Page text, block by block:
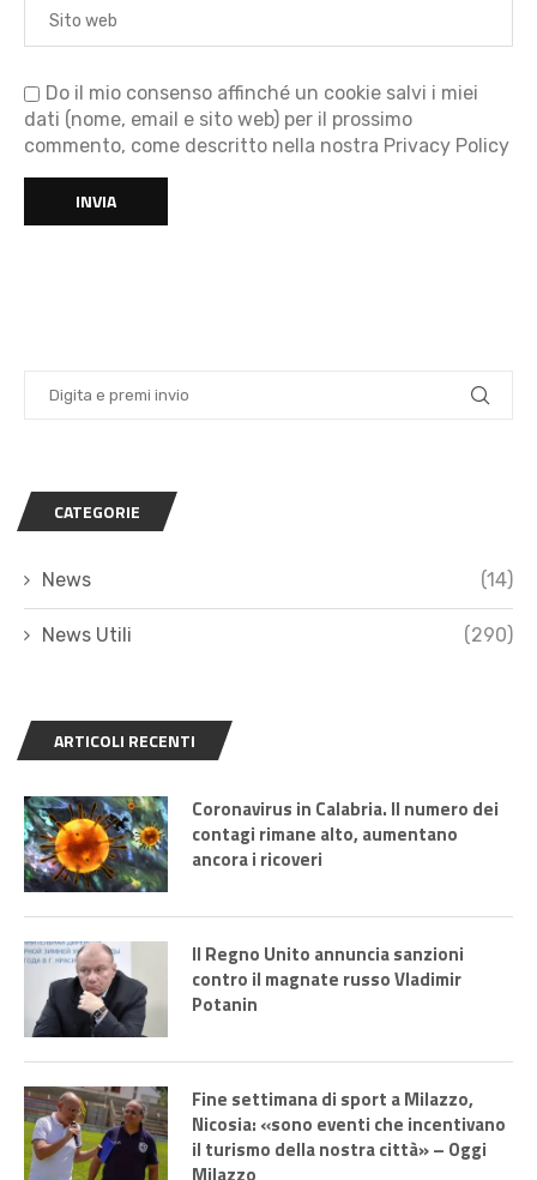
Do il mio consenso affinché un cookie salvi i miei
dati (nome, email e sito web) per il prossimo
commento, come descritto nella nostra Privacy Policy
CATEGORIE
News (14)
News Utili (290)
ARTICOLI RECENTI
Coronavirus in Calabria. Il numero dei
contagi rimane alto, aumentano
ancora i ricoveri
Il Regno Unito annuncia sanzioni
contro il magnate russo Vladimir
Potanin
Fine settimana di sport a Milazzo,
Nicosia: «sono eventi che incentivano
il turismo della nostra città» – Oggi
Milazzo